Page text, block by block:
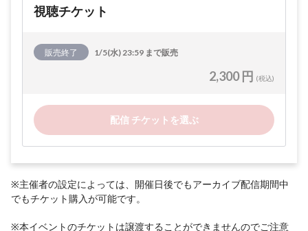
視聴チケット
販売終了 1/5(水) 23:59 まで販売
2,300 円 (税込)
配信 チケットを選ぶ
※主催者の設定によっては、開催日後でもアーカイブ配信期間中
でもチケット購入が可能です。
※本イベントのチケットは譲渡することができませんのでご注意